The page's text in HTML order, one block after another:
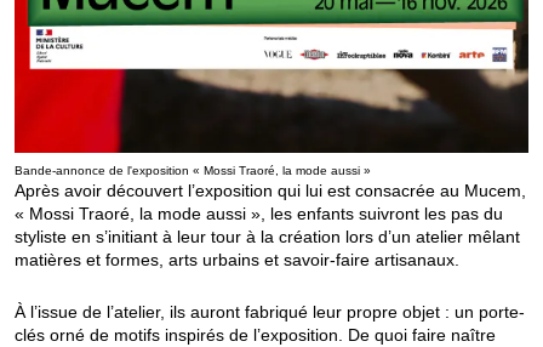
Bande-annonce de l'exposition « Mossi Traoré, la mode aussi »
Après avoir découvert l’exposition qui lui est consacrée au Mucem,
« Mossi Traoré, la mode aussi », les enfants suivront les pas du
styliste en s’initiant à leur tour à la création lors d’un atelier mêlant
matières et formes, arts urbains et savoir-faire artisanaux.
À l’issue de l’atelier, ils auront fabriqué leur propre objet : un porte-
clés orné de motifs inspirés de l’exposition. De quoi faire naître